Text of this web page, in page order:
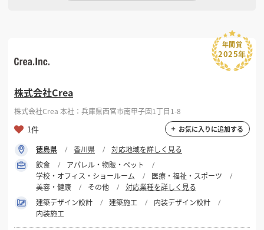
株式会社Crea
株式会社Crea 本社：兵庫県西宮市南甲子園1丁目1-8
1件 お気に入りに追加する
年間賞
2025年
徳島県 香川県
対応地域を詳しく見る
飲食
アパレル・物販・ペット
学校・オフィス・ショールーム
医療・福祉・スポーツ
美容・健康
その他
対応業種を詳しく見る
建築デザイン設計
建築施工
内装デザイン設計
内装施工